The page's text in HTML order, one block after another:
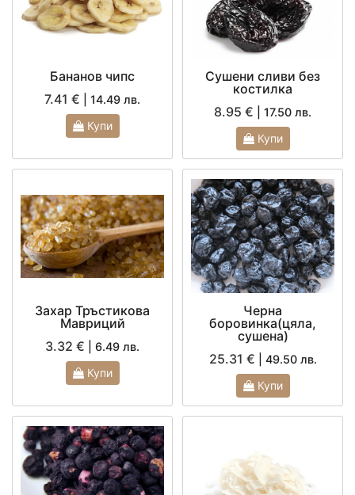
Бананов чипс
7.41 €
| 14.49 лв.
Купи
Сушени сливи без
костилка
8.95 €
| 17.50 лв.
Купи
Захар Тръстикова
Мавриций
3.32 €
| 6.49 лв.
Купи
Черна
боровинка(цяла,
сушена)
25.31 €
| 49.50 лв.
Купи